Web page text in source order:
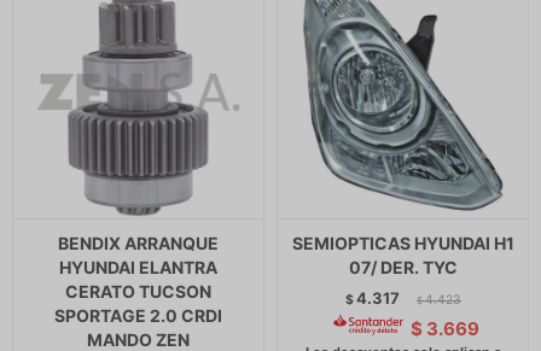
BENDIX ARRANQUE
HYUNDAI ELANTRA
CERATO TUCSON
SPORTAGE 2.0 CRDI
MANDO ZEN
SEMIOPTICAS HYUNDAI H1
07/ DER. TYC
$4.317 $ 4.423
$ 3.669